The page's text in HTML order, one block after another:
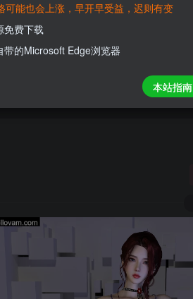
免费下载】全站资源！
可能也会上涨，早开早受益，迟则有变
免费下载
的Microsoft Edge浏览器
本站指南